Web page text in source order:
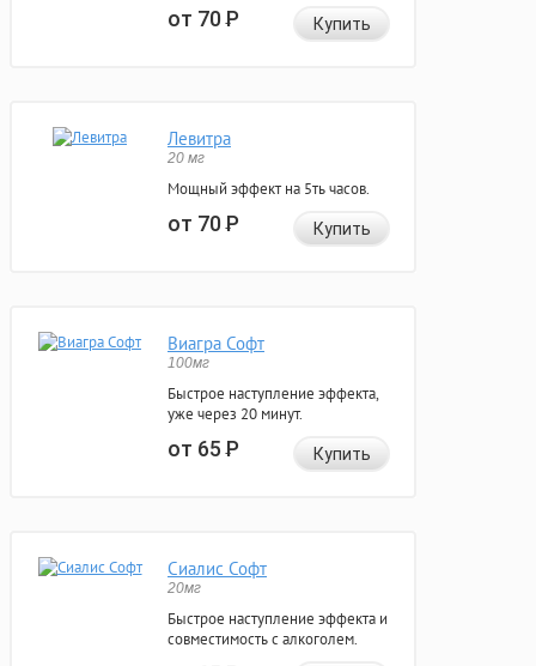
от 70Р Купить
Левитра
20 мг
Мощный эффект на 5ть часов.
от 70Р Купить
Виагра Софт
100мг
Быстрое наступление эффекта,
уже через 20 минут.
от 65Р Купить
Сиалис Софт
20мг
Быстрое наступление эффекта и
совместимость с алкоголем.